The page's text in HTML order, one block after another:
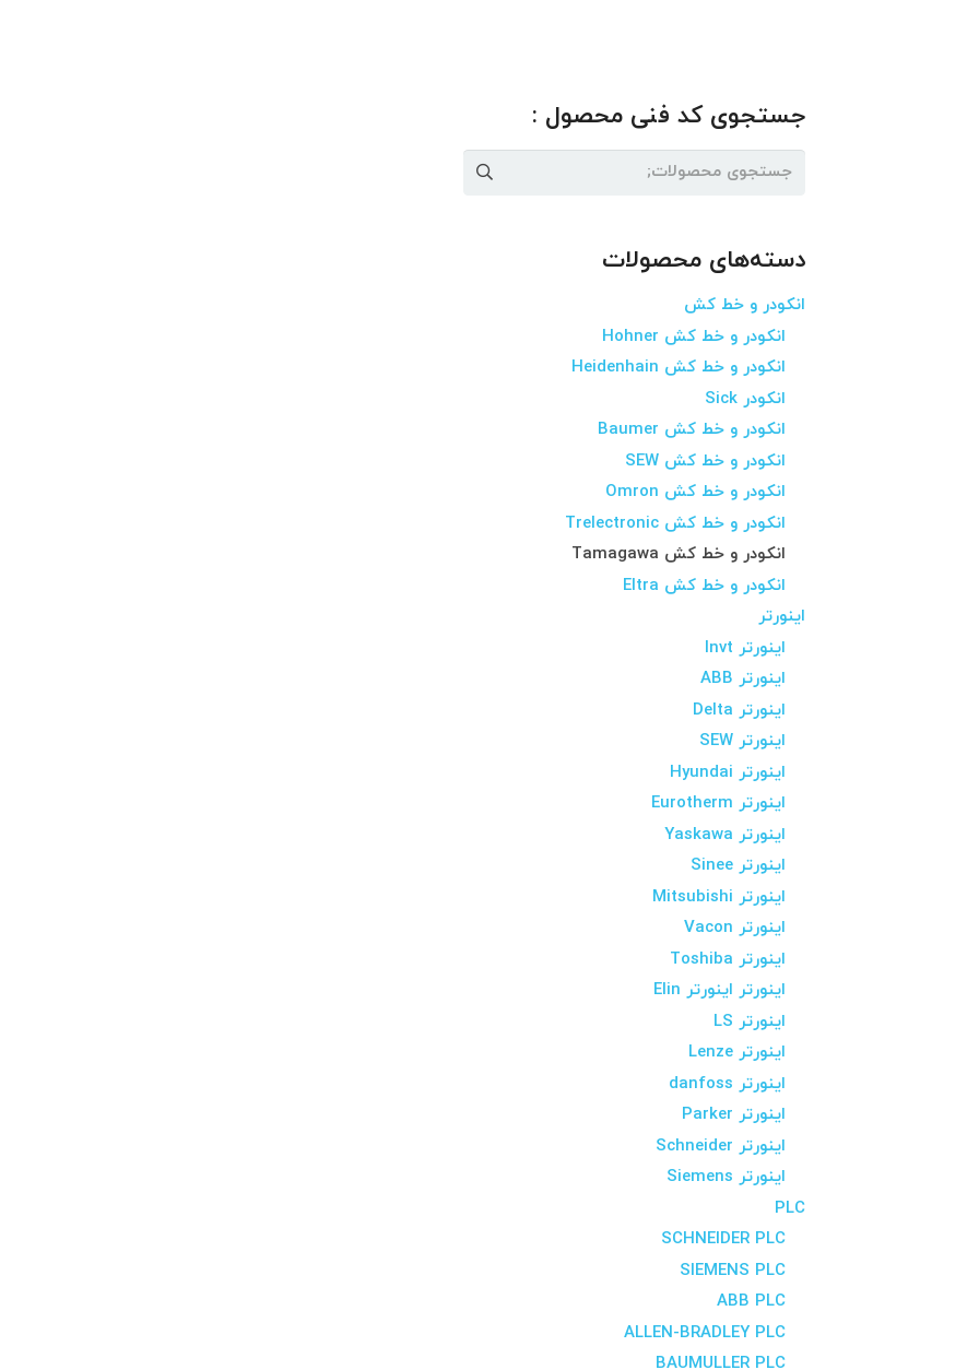
جستجوی کد فنی محصول :
جستجو
برای:
دسته‌های محصولات
انکودر و خط کش
انکودر و خط کش Hohner
انکودر و خط کش Heidenhain
انکودر Sick
انکودر و خط کش Baumer
انکودر و خط کش SEW
انکودر و خط کش Omron
انکودر و خط کش Trelectronic
انکودر و خط کش Tamagawa
انکودر و خط کش Eltra
اینورتر
اینورتر Invt
اینورتر ABB
اینورتر Delta
اینورتر SEW
اینورتر Hyundai
اینورتر Eurotherm
اینورتر Yaskawa
اینورتر Sinee
اینورتر Mitsubishi
اینورتر Vacon
اینورتر Toshiba
اینورتر اینورتر Elin
اینورتر LS
اینورتر Lenze
اینورتر danfoss
اینورتر Parker
اینورتر Schneider
اینورتر Siemens
PLC
SCHNEIDER PLC
SIEMENS PLC
ABB PLC
ALLEN-BRADLEY PLC
BAUMULLER PLC